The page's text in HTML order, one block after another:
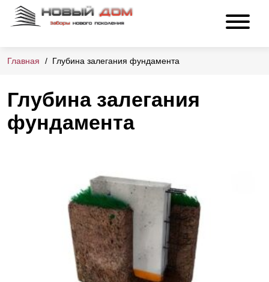
Главная Глубина залегания фундамента
Глубина залегания
фундамента